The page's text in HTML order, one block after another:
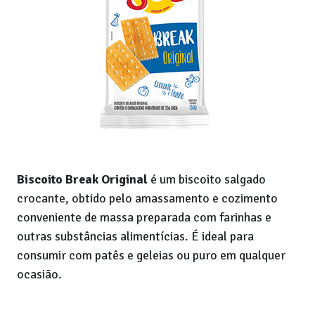
Biscoito Break Original é um biscoito salgado
crocante, obtido pelo amassamento e cozimento
conveniente de massa preparada com farinhas e
outras substâncias alimentícias. É ideal para
consumir com patês e geleias ou puro em qualquer
ocasião.